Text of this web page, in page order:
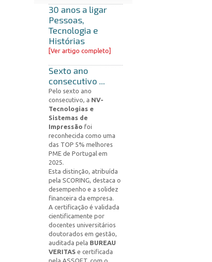
30 anos a ligar
Pessoas,
Tecnologia e
Histórias
[Ver artigo completo]
Sexto ano
consecutivo ...
Pelo sexto ano
consecutivo, a NV-
Tecnologias e
Sistemas de
Impressão foi
reconhecida como uma
das TOP 5% melhores
PME de Portugal em
2025.
Esta distinção, atribuída
pela SCORING, destaca o
desempenho e a solidez
financeira da empresa.
A certificação é validada
cientificamente por
docentes universitários
doutorados em gestão,
auditada pela BUREAU
VERITAS e certificada
pela ASSOFT, com o